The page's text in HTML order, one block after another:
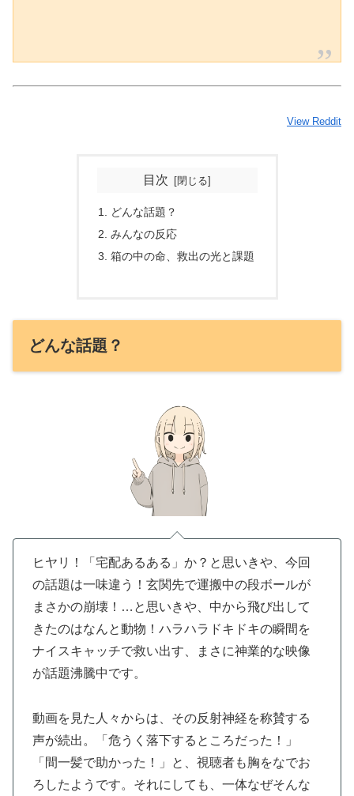
View Reddit
目次
どんな話題？
みんなの反応
箱の中の命、救出の光と課題
どんな話題？
ヒヤリ！「宅配あるある」か？と思いきや、今回
の話題は一味違う！玄関先で運搬中の段ボールが
まさかの崩壊！…と思いきや、中から飛び出して
きたのはなんと動物！ハラハラドキドキの瞬間を
ナイスキャッチで救い出す、まさに神業的な映像
が話題沸騰中です。
動画を見た人々からは、その反射神経を称賛する
声が続出。「危うく落下するところだった！」
「間一髪で助かった！」と、視聴者も胸をなでお
ろしたようです。それにしても、一体なぜそんな